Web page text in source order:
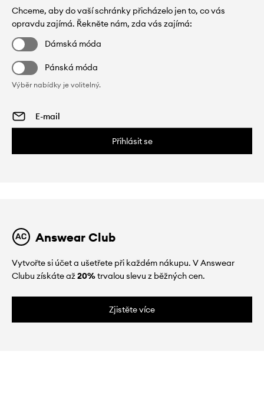
Chceme, aby do vaší schránky přicházelo jen to, co vás
opravdu zajímá. Řekněte nám, zda vás zajímá:
Dámská móda
Pánská móda
Výběr nabídky je volitelný.
Přihlásit se
Answear Club
Vytvořte si účet a ušetřete při každém nákupu. V Answear
Clubu získáte až20%trvalou slevu z běžných cen.
Zjistěte více